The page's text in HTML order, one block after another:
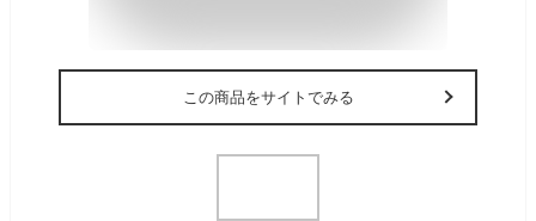
この商品をサイトでみる